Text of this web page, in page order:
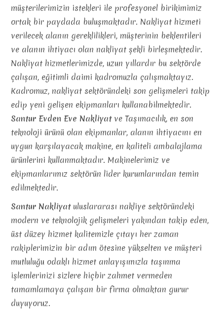
müşterilerimizin istekleri ile profesyonel birikimimiz
ortak bir paydada buluşmaktadır. Nakliyat hizmeti
verilecek alanın gereklilikleri, müşterinin beklentileri
ve alanın ihtiyacı olan nakliyat şekli birleşmektedir.
Nakliyat hizmetlerimizde, uzun yıllardır bu sektörde
çalışan, eğitimli daimi kadromuzla çalışmaktayız.
Kadromuz, nakliyat sektöründeki son gelişmeleri takip
edip yeni gelişen ekipmanları kullanabilmektedir.
Santur Evden Eve Nakliyatve Taşımacılık, en son
teknoloji ürünü olan ekipmanlar, alanın ihtiyacını en
uygun karşılayacak makine, en kaliteli ambalajlama
ürünlerini kullanmaktadır. Makinelerimiz ve
ekipmanlarımız sektörün lider kurumlarından temin
edilmektedir.
Santur Nakliyatuluslararası nakliye sektöründeki
modern ve teknolojik gelişmeleri yakından takip eden,
üst düzey hizmet kalitemizle çıtayı her zaman
rakiplerimizin bir adım ötesine yükselten ve müşteri
mutluluğu odaklı hizmet anlayışımızla taşınma
işlemlerinizi sizlere hiçbir zahmet vermeden
tamamlamaya çalışan bir firma olmaktan gurur
duyuyoruz.